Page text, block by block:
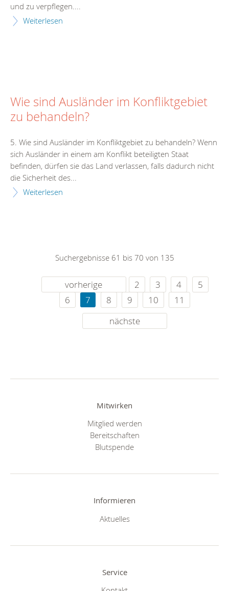
und zu verpflegen....
Weiterlesen
Wie sind Ausländer im Konfliktgebiet
zu behandeln?
5. Wie sind Ausländer im Konfliktgebiet zu behandeln? Wenn
sich Ausländer in einem am Konflikt beteiligten Staat
befinden, dürfen sie das Land verlassen, falls dadurch nicht
die Sicherheit des...
Weiterlesen
Suchergebnisse 61 bis 70 von 135
vorherige 2 3 4
5
6
7 8 9 10
11
nächste
Mitwirken
Mitglied werden
Bereitschaften
Blutspende
Informieren
Aktuelles
Service